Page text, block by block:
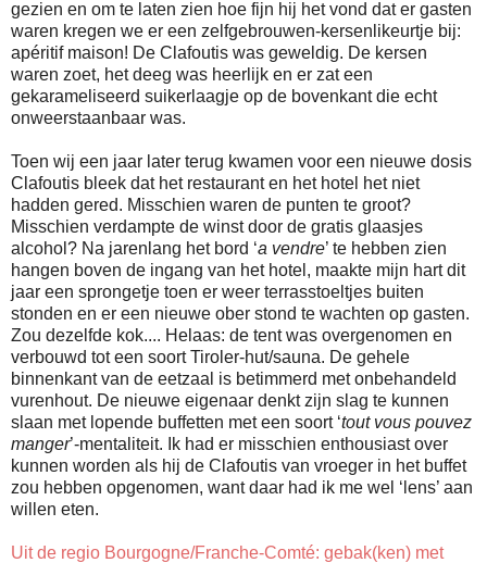
gezien en om te laten zien hoe fijn hij het vond dat er gasten
waren kregen we er een zelfgebrouwen-kersenlikeurtje bij:
apéritif maison! De Clafoutis was geweldig. De kersen
waren zoet, het deeg was heerlijk en er zat een
gekarameliseerd suikerlaagje op de bovenkant die echt
onweerstaanbaar was.
Toen wij een jaar later terug kwamen voor een nieuwe dosis
Clafoutis bleek dat het restaurant en het hotel het niet
hadden gered. Misschien waren de punten te groot?
Misschien verdampte de winst door de gratis glaasjes
alcohol? Na jarenlang het bord ‘a vendre’ te hebben zien
hangen boven de ingang van het hotel, maakte mijn hart dit
jaar een sprongetje toen er weer terrasstoeltjes buiten
stonden en er een nieuwe ober stond te wachten op gasten.
Zou dezelfde kok.... Helaas: de tent was overgenomen en
verbouwd tot een soort Tiroler-hut/sauna. De gehele
binnenkant van de eetzaal is betimmerd met onbehandeld
vurenhout. De nieuwe eigenaar denkt zijn slag te kunnen
slaan met lopende buffetten met een soort ‘tout vous pouvez
manger’-mentaliteit. Ik had er misschien enthousiast over
kunnen worden als hij de Clafoutis van vroeger in het buffet
zou hebben opgenomen, want daar had ik me wel ‘lens’ aan
willen eten.
Uit de regio Bourgogne/Franche-Comté: gebak(ken) met